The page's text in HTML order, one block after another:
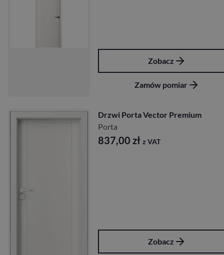
Zobacz
Zamów pomiar
Drzwi Porta Vector Premium
Porta
837,00 zł z VAT
Zobacz